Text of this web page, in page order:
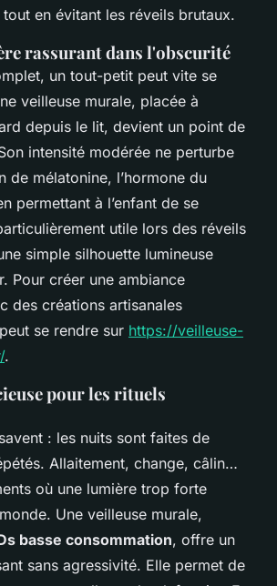
tout en évitant les réveils brutaux.
rassurant dans l'obscurité
un tout-petit peut vite se
veilleuse murale, placée à
depuis le lit, devient un point de
intensité modérée ne perturbe
de mélatonine, l’hormone du
permettant à l’enfant de se
utile lors des réveils
simple silhouette lumineuse
Pour créer une ambiance
des créations artisanales
se rendre sur https://veilleuse-
.
pour les rituels
: les nuits sont faites de
Allaitement, change, câlin…
où une lumière trop forte
Une veilleuse murale,
basse consommation, offre un
sans agressivité. Elle permet de